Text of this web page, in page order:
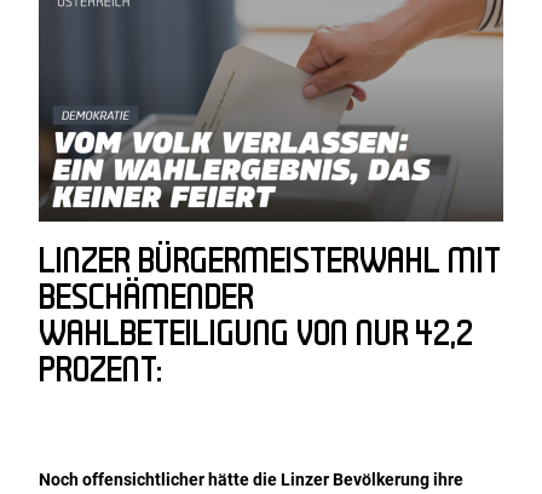
LINZER BÜRGERMEISTERWAHL MIT
BESCHÄMENDER
WAHLBETEILIGUNG VON NUR 42,2
PROZENT:
Noch offensichtlicher hätte die Linzer Bevölkerung ihre